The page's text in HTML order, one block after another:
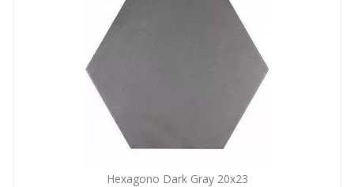
Hexagono Dark Gray 20x23